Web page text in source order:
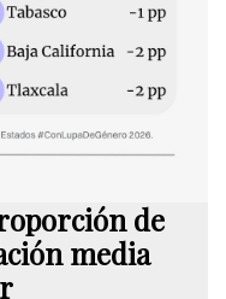
de
media